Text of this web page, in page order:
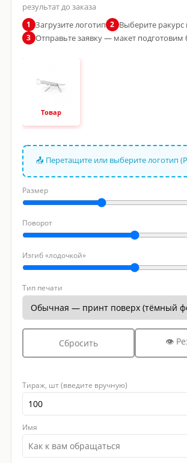
результат до заказа
1 Загрузите логотип 2 Выберите
3 Отправьте заявку — макет подготовим
Товар
📤 Перетащите или выберите логотип
Размер
Поворот
Изгиб «лодочкой»
Тип печати
Сбросить 👁
Тираж, шт (введите вручную)
Имя